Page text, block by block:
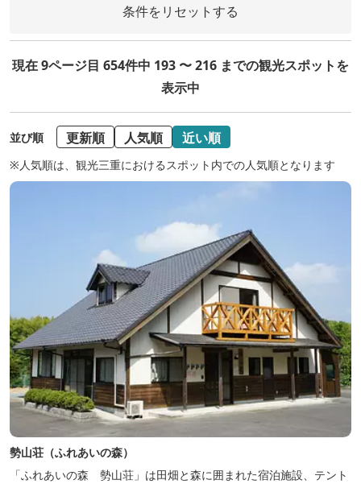
条件をリセットする
現在 9ページ目 654件中 193 〜 216 までの観光スポットを
表示中
並び順 更新順 人気順 近い順
※人気順は、観光三重におけるスポット内での人気順となります
勢山荘（ふれあいの森）
「ふれあいの森 勢山荘」は田畑と森に囲まれた宿泊施設、テント